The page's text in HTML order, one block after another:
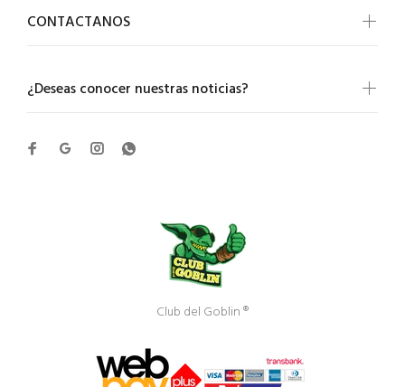
¿Deseas conocer nuestras noticias?
CONTACTANOS
Club del Goblin ®